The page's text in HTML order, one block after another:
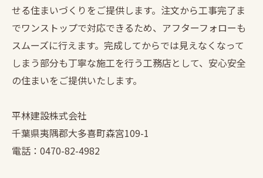
せる住まいづくりをご提供します。注文から工事完了ま
でワンストップで対応できるため、アフターフォローも
スムーズに行えます。完成してからでは見えなくなって
しまう部分も丁寧な施工を行う工務店として、安心安全
の住まいをご提供いたします。
平林建設株式会社
千葉県夷隅郡大多喜町森宮109-1
電話：0470-82-4982